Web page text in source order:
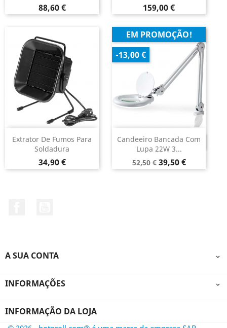
Preço
88,60 € Preço
159,00 €
Extrator De Fumos Para
Soldadura
Preço
34,90 €
Candeeiro Bancada Com
Lupa 22W 3...
Preço
normal
52,50 € Preço
39,50 €
DESCONTINUADO
EM PROMOÇÃO!
-13,00 €
A SUA CONTA 
INFORMAÇÕES 
INFORMAÇÃO DA LOJA